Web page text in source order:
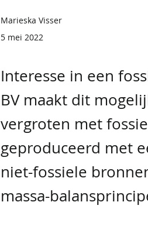
Marieska Visser
5 mei 2022
Interesse in een
BV maakt dit
vergroten met
geproduceerd met
niet-fossiele
massa-